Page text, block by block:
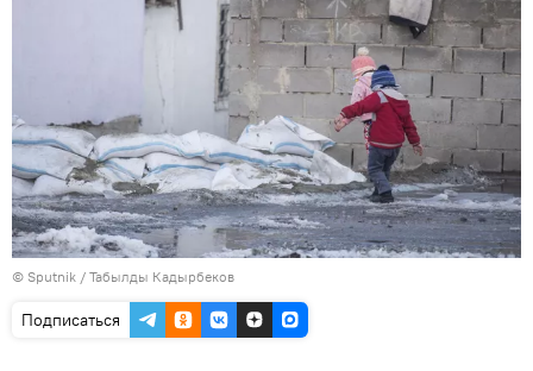
© Sputnik / Табылды Кадырбеков
Подписаться